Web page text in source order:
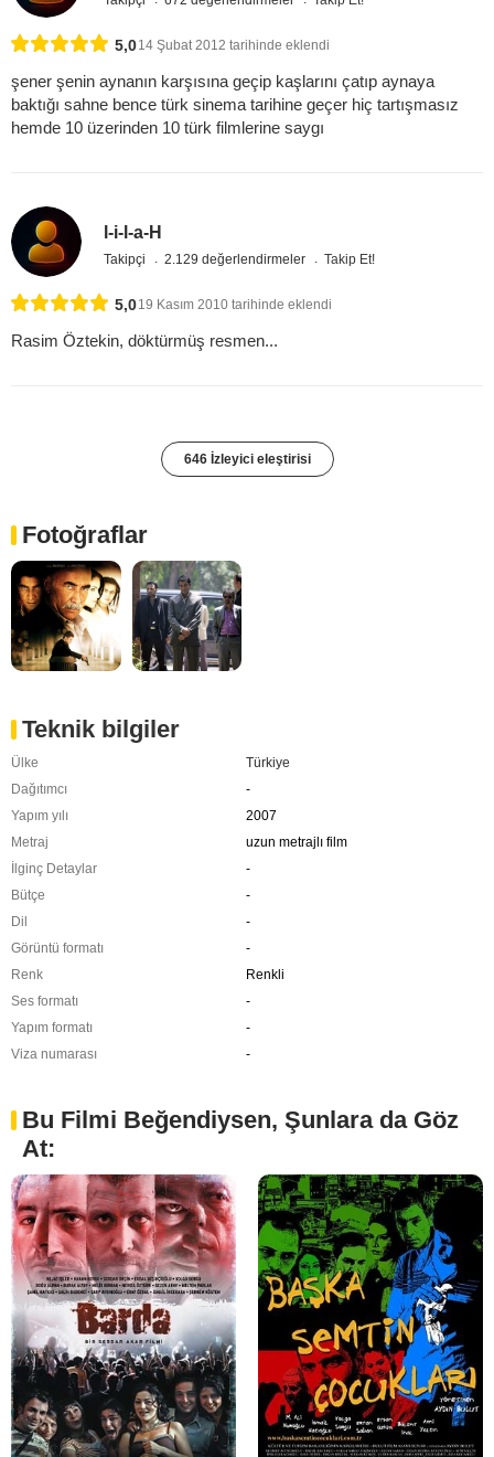
5,014 Şubat 2012 tarihinde eklendi
şener şenin aynanın karşısına geçip kaşlarını çatıp aynaya
baktığı sahne bence türk sinema tarihine geçer hiç tartışmasız
hemde 10 üzerinden 10 türk filmlerine saygı
l-i-l-a-H
Takipçi 2.129 değerlendirmeler Takip Et!
5,019 Kasım 2010 tarihinde eklendi
Rasim Öztekin, döktürmüş resmen...
646 İzleyici eleştirisi
Fotoğraflar
Teknik bilgiler
Ülke
Türkiye
Dağıtımcı
-
Yapım yılı
2007
Metraj
uzun metrajlı film
İlginç Detaylar
-
Bütçe
-
Dil
-
Görüntü formatı
-
Renk
Renkli
Ses formatı
-
Yapım formatı
-
Viza numarası
-
Bu Filmi Beğendiysen, Şunlara da Göz
At: